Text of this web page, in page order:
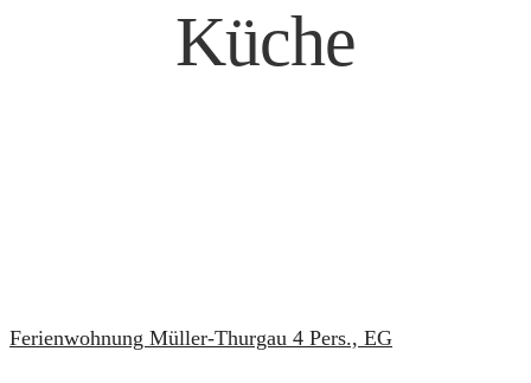
Küche
Ferienwohnung Müller-Thurgau 4 Pers., EG